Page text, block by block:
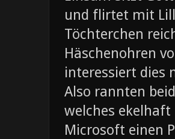
und flirtet mit
Töchterchen
Häschenohren
interessiert dies
Also rannten
welches
Microsoft einen